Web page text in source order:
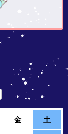
金 土